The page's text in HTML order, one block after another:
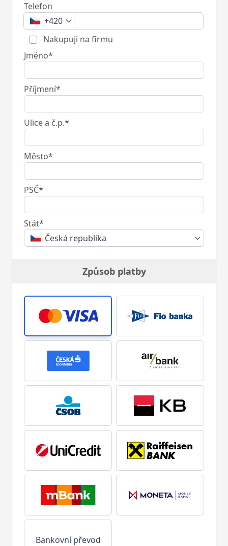
Telefon
+420
Nakupuji na firmu
Jméno*
Příjmení*
Ulice a č.p.*
Město*
PSČ*
Stát*
Česká republika
Způsob platby
Bankovní převod